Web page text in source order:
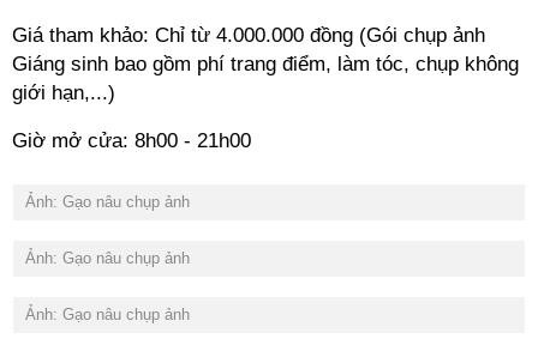
Giá tham khảo: Chỉ từ 4.000.000 đồng (Gói chụp ảnh
Giáng sinh bao gồm phí trang điểm, làm tóc, chụp không
giới hạn,...)
Giờ mở cửa: 8h00 - 21h00
Ảnh: Gạo nâu chụp ảnh
Ảnh: Gạo nâu chụp ảnh
Ảnh: Gạo nâu chụp ảnh